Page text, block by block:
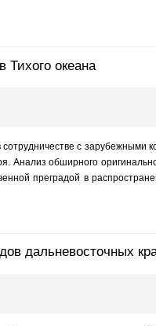
Тихого океана
с зарубежными
Анализ обширного
преградой в
дальневосточных